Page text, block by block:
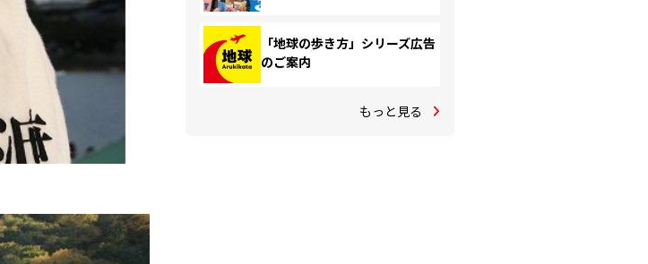
「地球の歩き方」シリーズ広告
のご案内
もっと見る